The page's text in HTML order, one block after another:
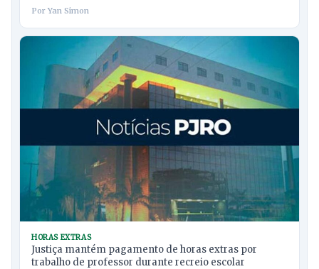
Por Yan Simon
HORAS EXTRAS
Justiça mantém pagamento de horas extras por
trabalho de professor durante recreio escolar